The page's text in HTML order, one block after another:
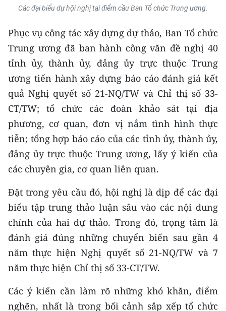
Chuyên trang Hà Nội
Chuyên trang TP. Hồ Chí Minh
CHUYÊN ĐỀ
CÁC CHUYÊN TRANG
VỀ BÁO NHÂN DÂN
THỜI NAY
NHÂN DÂN CUỐI TUẦN
NHÂN DÂN HẰNG THÁNG
MUA BÁO
ĐỌC BÁO IN
ENGLISH
中文
Các đại biểu dự hội nghị tại điểm cầu Ban Tổ chức Trung ương.
Phục vụ công tác xây dựng dự thảo, Ban Tổ chức
Trung ương đã ban hành công văn đề nghị 40
tỉnh ủy, thành ủy, đảng ủy trực thuộc Trung
ương tiến hành xây dựng báo cáo đánh giá kết
quả Nghị quyết số 21-NQ/TW và Chỉ thị số 33-
CT/TW; tổ chức các đoàn khảo sát tại địa
phương, cơ quan, đơn vị nắm tình hình thực
tiễn; tổng hợp báo cáo của các tỉnh ủy, thành ủy,
đảng ủy trực thuộc Trung ương, lấy ý kiến của
các chuyên gia, cơ quan liên quan.
Đặt trong yêu cầu đó, hội nghị là dịp để các đại
biểu tập trung thảo luận sâu vào các nội dung
chính của hai dự thảo. Trong đó, trọng tâm là
đánh giá đúng những chuyển biến sau gần 4
năm thực hiện Nghị quyết số 21-NQ/TW và 7
năm thực hiện Chỉ thị số 33-CT/TW.
Các ý kiến cần làm rõ những khó khăn, điểm
nghẽn, nhất là trong bối cảnh sắp xếp tổ chức